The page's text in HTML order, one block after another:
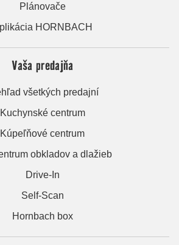
Plánovače
HORNBACH
Vaša predajňa
všetkých predajní
Kuchynské centrum
Kúpeľňové centrum
obkladov a dlažieb
Drive-In
Self-Scan
Hornbach box